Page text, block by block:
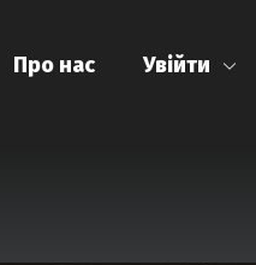
Увійти
Про нас